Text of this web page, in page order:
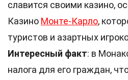
славится своими казино,
Казино Монте-Карло,
туристов и азартных
Интересный факт: в
налога для его граждан,